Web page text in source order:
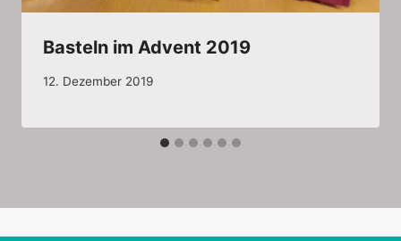
Basteln im Advent 2019
12. Dezember 2019